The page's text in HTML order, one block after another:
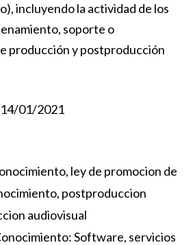
incluyendo la actividad de los
soporte o
producción y postproducción
01/2021
, ley de promocion de
, postproduccion
audiovisual
Software, servicios